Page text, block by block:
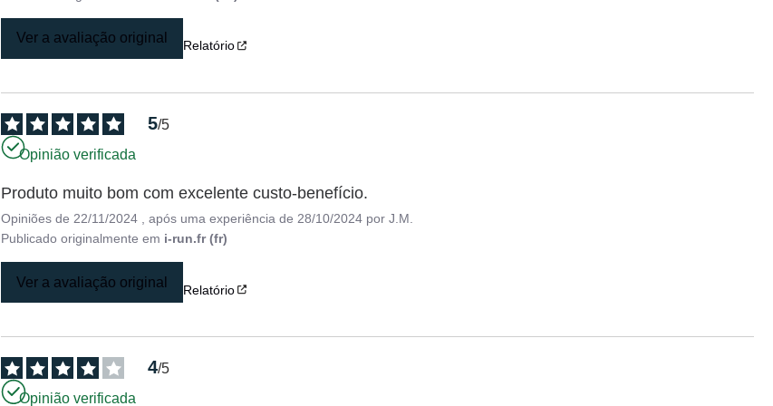
Ver a avaliação original Relatório
5/5
Opinião verificada
Produto muito bom com excelente custo-benefício.
Opiniões de 22/11/2024 , após uma experiência de 28/10/2024 porJ.M.
Publicado originalmente em i-run.fr (fr)
Ver a avaliação original Relatório
4/5
Opinião verificada